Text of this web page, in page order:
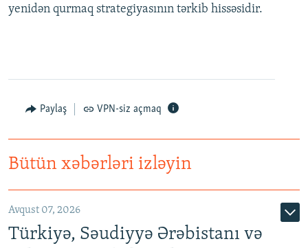
yenidən qurmaq strategiyasının tərkib hissəsidir.
Paylaş VPN-siz açmaq
Bütün xəbərləri izləyin
Avqust 07, 2026
Türkiyə, Səudiyyə Ərəbistanı və